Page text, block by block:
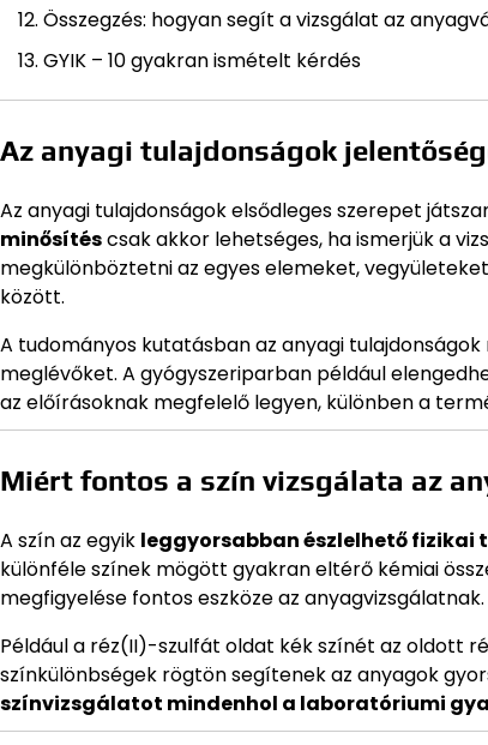
Összegzés: hogyan segít a vizsgálat az
GYIK – 10 gyakran ismételt kérdés
Az anyagi tulajdonságok
Az anyagi tulajdonságok elsődleges szerepet
minősítéscsak akkor lehetséges, ha ismerjük a
megkülönböztetni az egyes elemeket,
között.
A tudományos kutatásban az anyagi
meglévőket. A gyógyszeriparban például
az előírásoknak megfelelő legyen, különben a
Miért fontos a szín vizsgálata az
A szín az egyik leggyorsabban észlelhető fizikai
különféle színek mögött gyakran eltérő kémiai
megfigyelése fontos eszköze az anyagvizsgálatnak.
Például a réz(II)-szulfát oldat kék színét az oldott
színkülönbségek rögtön segítenek az anyagok
színvizsgálatot mindenhol a laboratóriumi